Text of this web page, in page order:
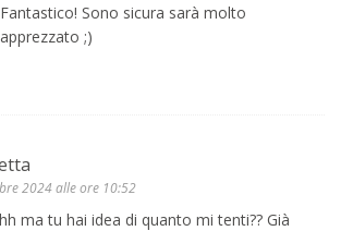
Fantastico! Sono sicura sarà molto
apprezzato ;)
2024 alle ore 10:52
ma tu hai idea di quanto mi tenti?? Già